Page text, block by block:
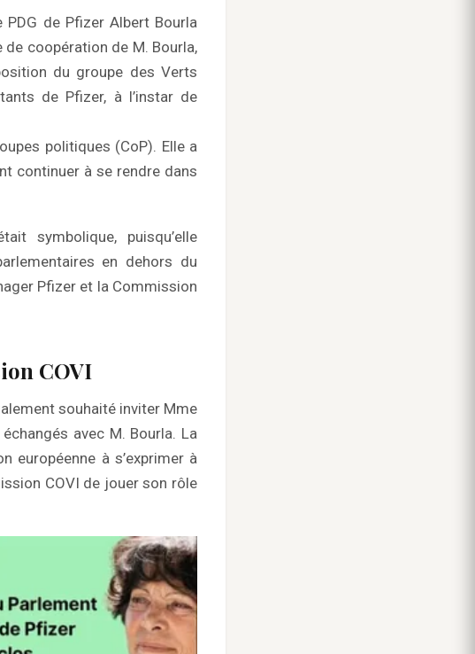
PDG de Pfizer Albert Bourla
coopération de M. Bourla,
du groupe des Verts
de Pfizer, à l’instar de
politiques (CoP). Elle a
continuer à se rendre dans
symbolique, puisqu’elle
en dehors du
Pfizer et la Commission
COVI
souhaité inviter Mme
avec M. Bourla. La
européenne à s’exprimer à
COVI de jouer son rôle